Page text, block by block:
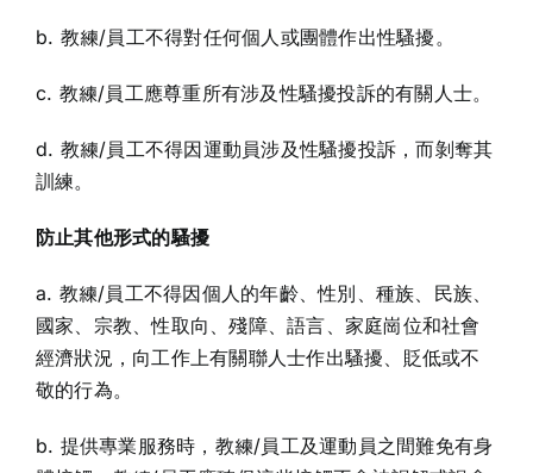
b. 教練/員工不得對任何個人或團體作出性騷擾。
c. 教練/員工應尊重所有涉及性騷擾投訴的有關人士。
d. 教練/員工不得因運動員涉及性騷擾投訴，而剝奪其
訓練。
防止其他形式的騷擾
a. 教練/員工不得因個人的年齡、性別、種族、民族、
國家、宗教、性取向、殘障、語言、家庭崗位和社會
經濟狀況，向工作上有關聯人士作出騷擾、貶低或不
敬的行為。
b. 提供專業服務時，教練/員工及運動員之間難免有身